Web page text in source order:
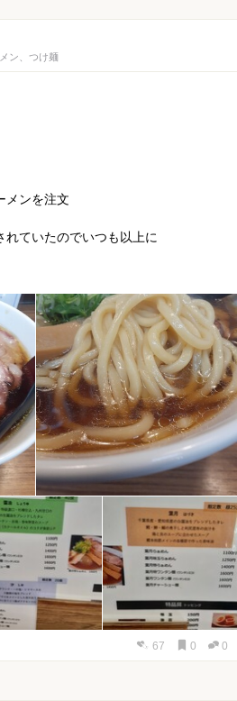
ン、つけ麺
メンを注文
れていたのでいつも以上に
67 0 0